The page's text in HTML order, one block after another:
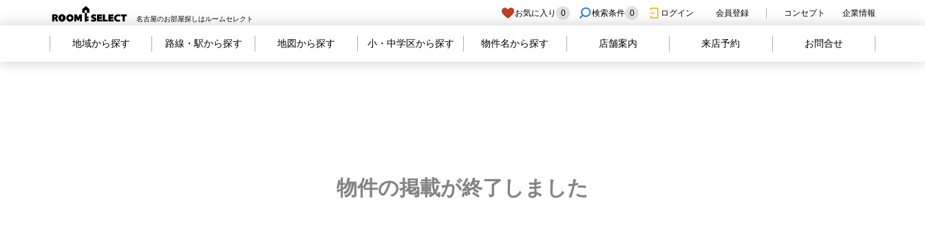
名古屋のお部屋探しはルームセレクト
お気に入り 0 検索条件 0 ログイン 会員登録 コンセプト 企業情報
地域から探す 路線・駅から探す 地図から探す 小・中学区から探す 物件名から探す 店舗案内 来店予約 お問合せ
物件の掲載が終了しました